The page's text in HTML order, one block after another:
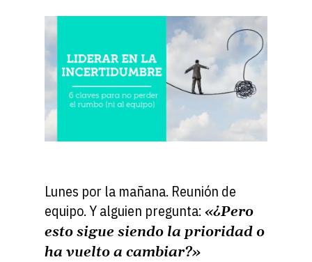
Lunes por la mañana. Reunión de
equipo. Y alguien pregunta: «¿Pero
esto sigue siendo la prioridad o
ha vuelto a cambiar?»